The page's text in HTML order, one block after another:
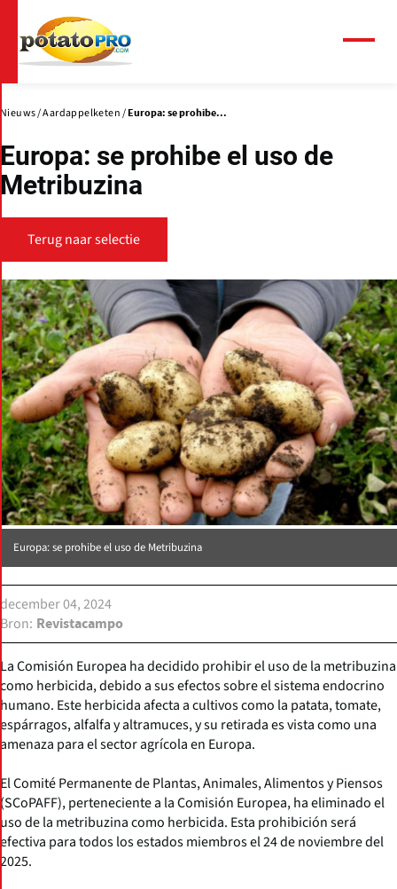
naar
de
inhoud
gaan
Nieuws Aardappelketen Europa: se prohibe...
Europa: se prohibe el uso de
Metribuzina
Terug naar selectie
Europa: se prohibe el uso de Metribuzina
december 04, 2024
Bron
Revistacampo
La Comisión Europea ha decidido prohibir el uso de la metribuzina
como herbicida, debido a sus efectos sobre el sistema endocrino
humano. Este herbicida afecta a cultivos como la patata, tomate,
espárragos, alfalfa y altramuces, y su retirada es vista como una
amenaza para el sector agrícola en Europa.
El Comité Permanente de Plantas, Animales, Alimentos y Piensos
(SCoPAFF), perteneciente a la Comisión Europea, ha eliminado el
uso de la metribuzina como herbicida. Esta prohibición será
efectiva para todos los estados miembros el 24 de noviembre del
2025.